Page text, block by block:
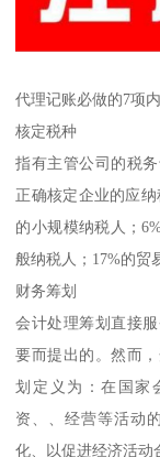
代理记账必做的7项
核定税种
指有主管公司的税
正确核定企业的应
的小规模纳税人；
般纳税人；17%的贸
财务筹划
会计处理筹划直接
要而提出的。然而
划定义为：在国家
资、、经营等活动
化、以促进经济活动